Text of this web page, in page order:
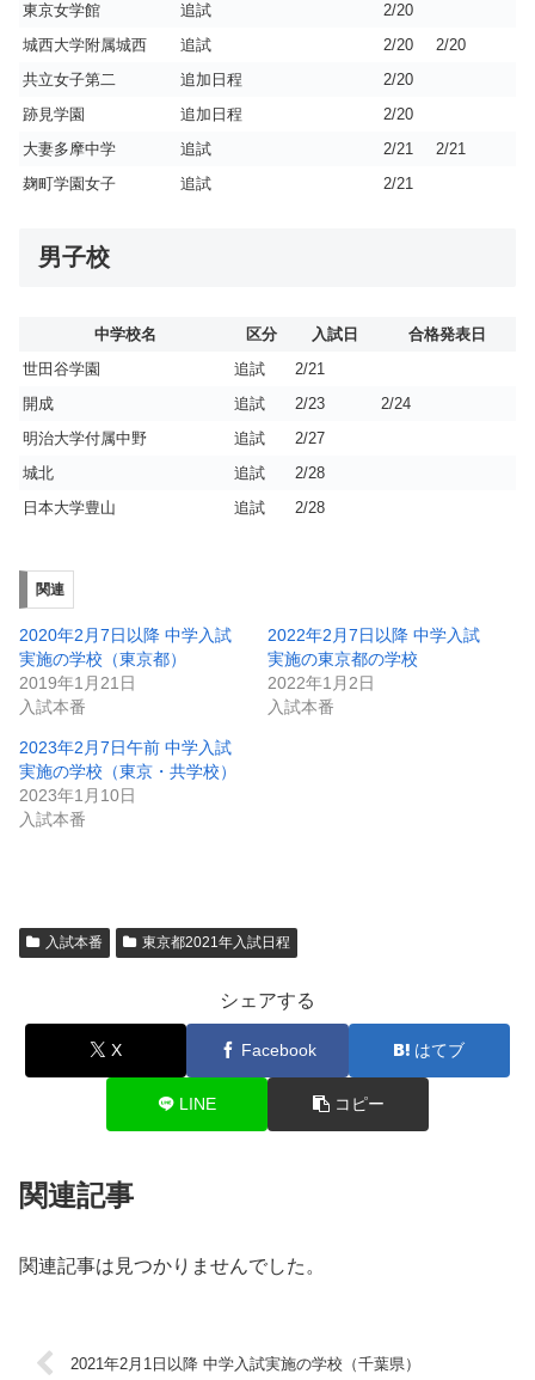
東京女学館
追試
2/20
城西大学附属城西
追試 2/20
2/20
共立女子第二
追加日程
2/20
跡見学園
追加日程
2/20
大妻多摩中学
追試 2/21
2/21
麹町学園女子
追試 2/21
男子校
中学校名 区分 入試日
合格発表日
世田谷学園
追試
2/21
開成
追試 2/23
2/24
明治大学付属中野
追試
2/27
城北
追試
2/28
日本大学豊山
追試 2/28
関連
2020年2月7日以降 中学入試
実施の学校（東京都）
2019年1月21日
入試本番
2022年2月7日以降 中学入試
実施の東京都の学校
2022年1月2日
入試本番
2023年2月7日午前 中学入試
実施の学校（東京・共学校）
2023年1月10日
入試本番
入試本番 東京都2021年入試日程
シェアする
X Facebook はてブ
LINE コピー
関連記事
関連記事は見つかりませんでした。
2021年2月1日以降 中学入試実施の学校（千葉県）